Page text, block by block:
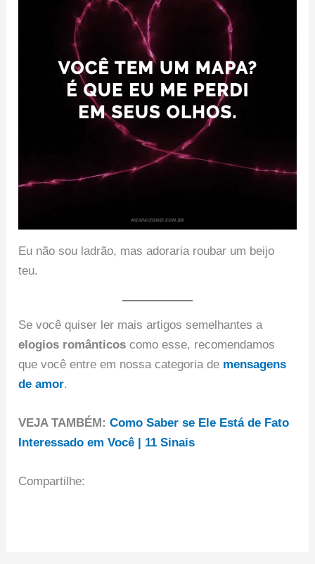
Eu não sou ladrão, mas adoraria roubar um beijo
teu.
Se você quiser ler mais artigos semelhantes a
elogios românticos como esse, recomendamos
que você entre em nossa categoria de mensagens
de amor.
VEJA TAMBÉM:Como Saber se Ele Está de Fato
Interessado em Você | 11 Sinais
Compartilhe: